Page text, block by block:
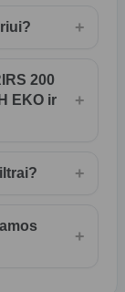
+
200
EKO ir
+
+
+